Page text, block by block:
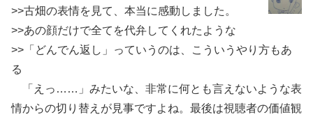
>>古畑の表情を見て、本当に感動しました。
>>あの顔だけで全てを代弁してくれたような
>>「どんでん返し」っていうのは、こういうやり方もあ
る
「えっ……」みたいな、非常に何とも言えないような表
情からの切り替えが見事ですよね。最後は視聴者の価値観